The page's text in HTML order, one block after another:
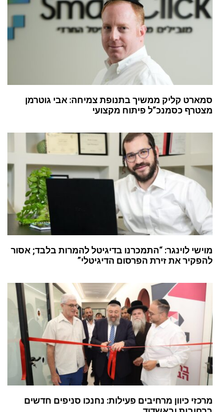
סמארט קליק ממשיך בתנופת צמיחה: אבי גוטרמן
מצטרף כסמנכ”ל פיתוח מקצועי
מוישי לוינגר: “התמכרנו בדיגיטל להמרות בלבד; אסור
להפקיר את זירת הפרסום הדיגיטלי”
מרכזי כיוון מרחיבים פעילות: נחנכו סניפים חדשים